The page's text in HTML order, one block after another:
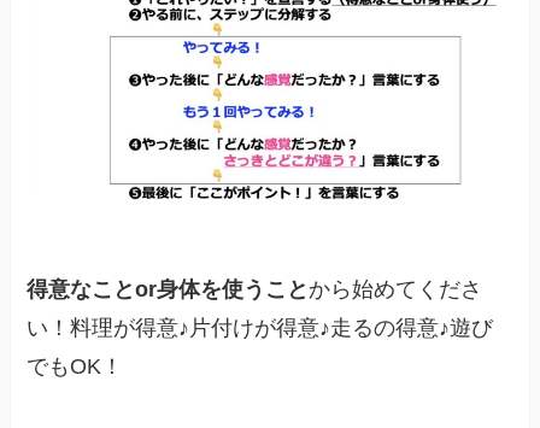
得意なことor身体を使うこと から始めてくださ
い！料理が得意♪片付けが得意♪走るの得意♪遊び
でもOK！